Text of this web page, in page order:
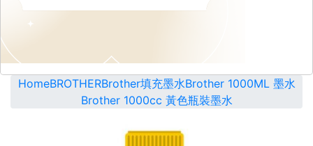
HomeBROTHERBrother填充墨水Brother 1000ML 墨水
Brother 1000cc 黃色瓶裝墨水